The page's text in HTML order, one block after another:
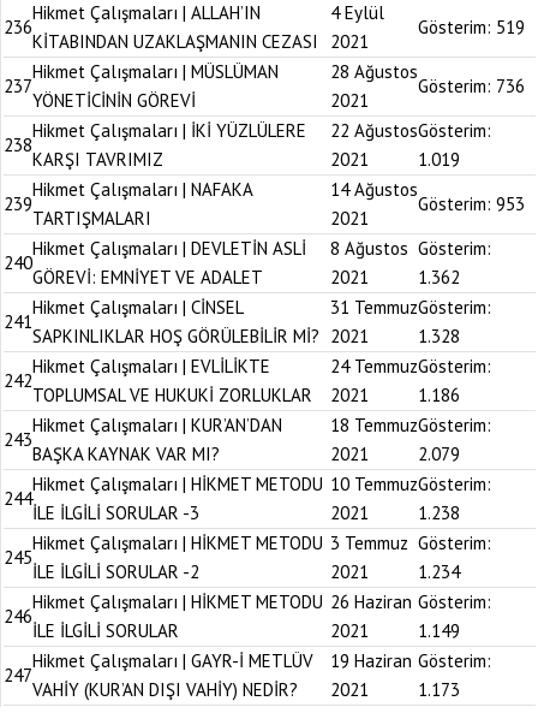
236
Hikmet Çalışmaları | ALLAH’IN
KİTABINDAN UZAKLAŞMANIN CEZASI
4 Eylül
2021
Gösterim: 519
237
Hikmet Çalışmaları | MÜSLÜMAN
YÖNETİCİNİN GÖREVİ
28 Ağustos
2021
Gösterim: 736
238
Hikmet Çalışmaları | İKİ YÜZLÜLERE
KARŞI TAVRIMIZ
22 Ağustos
2021
Gösterim:
1.019
239
Hikmet Çalışmaları | NAFAKA
TARTIŞMALARI
14 Ağustos
2021
Gösterim: 953
240
Hikmet Çalışmaları | DEVLETİN ASLİ
GÖREVİ: EMNİYET VE ADALET
8 Ağustos
2021
Gösterim:
1.362
241
Hikmet Çalışmaları | CİNSEL
SAPKINLIKLAR HOŞ GÖRÜLEBİLİR Mİ?
31 Temmuz
2021
Gösterim:
1.328
242
Hikmet Çalışmaları | EVLİLİKTE
TOPLUMSAL VE HUKUKİ ZORLUKLAR
24 Temmuz
2021
Gösterim:
1.186
243
Hikmet Çalışmaları | KUR’AN’DAN
BAŞKA KAYNAK VAR MI?
18 Temmuz
2021
Gösterim:
2.079
244
Hikmet Çalışmaları | HİKMET METODU
İLE İLGİLİ SORULAR -3
10 Temmuz
2021
Gösterim:
1.238
245
Hikmet Çalışmaları | HİKMET METODU
İLE İLGİLİ SORULAR -2
3 Temmuz
2021
Gösterim:
1.234
246
Hikmet Çalışmaları | HİKMET METODU
İLE İLGİLİ SORULAR
26 Haziran
2021
Gösterim:
1.149
247
Hikmet Çalışmaları | GAYR-İ METLÜV
VAHİY (KUR’AN DIŞI VAHİY) NEDİR?
19 Haziran
2021
Gösterim:
1.173